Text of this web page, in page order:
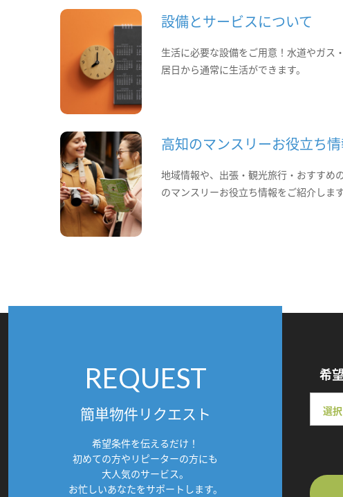
設備とサービスについて
生活に必要な設備をご用意！水道やガス
居日から通常に生活ができます。
高知のマンスリーお役立ち
地域情報や、出張・観光旅行・おすすめ
のマンスリーお役立ち情報をご紹介します
REQUEST
簡単物件リクエスト
希望条件を伝えるだけ！
初めての方やリピーターの方にも
大人気のサービス。
お忙しいあなたをサポートします。
希